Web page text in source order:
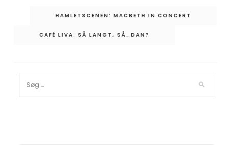
Indlægsnavigation
HAMLETSCENEN: MACBETH IN CONCERT
CAFÉ LIVA: SÅ LANGT, SÅ…DAN?